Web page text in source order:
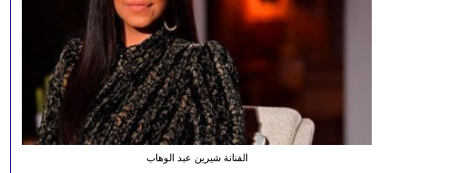
الفنانة شيرين عبد الوهاب